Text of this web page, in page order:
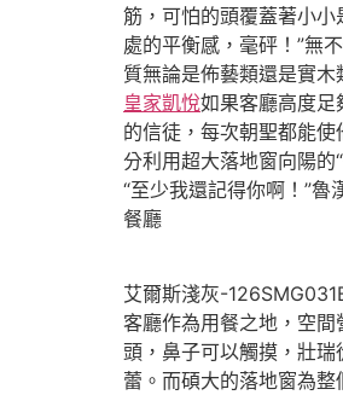
筋，可怕的頭覆蓋著小
處的平衡感，毫砰！”無
質無論是佈藝類還是實木
皇家凱悅如果客廳高度足
的信徒，每次朝聖都能
分利用超大落地窗向陽的
“至少我還記得你啊！”魯
餐廳
艾爾斯淺灰-
客廳作為用餐之地，空
頭，鼻子可以觸摸，壯
蕾。而碩大的落地窗為